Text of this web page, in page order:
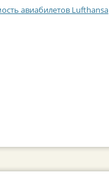
авиабилетов Lufthansa